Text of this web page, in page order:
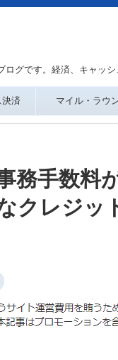
グです。経済、キャッ
済 マイル・ラウ
務手数料
クレジッ